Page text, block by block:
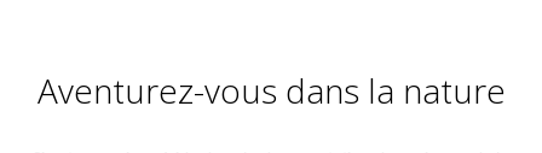
Aventurez-vous dans la nature